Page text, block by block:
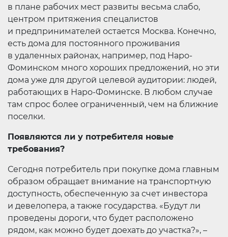
в плане рабочих мест развиты весьма слабо,
центром притяжения спецалистов
и предпринимателей остается Москва. Конечно,
есть дома для постоянного проживания
в удаленных районах, например, под Наро-
Фоминском много хороших предложений, но эти
дома уже для другой целевой аудитории: людей,
работающих в Наро-Фоминске. В любом случае
там спрос более ограниченный, чем на ближние
поселки.
Появляются ли у потребителя новые
требования?
Сегодня потребитель при покупке дома главным
образом обращает внимание на транспортную
доступность, обеспеченную за счет инвестора
и девелопера, а также государства. «Будут ли
проведены дороги, что будет расположено
рядом, как можно будет доехать до участка?», –